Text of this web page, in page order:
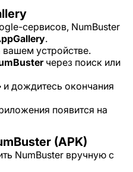
сервисов, NumBuster
.
вашем устройстве.
через поиск или
и дождитесь окончания
появится на
(APK)
NumBuster вручную с